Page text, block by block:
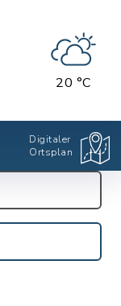
20 °C
Digitaler
Ortsplan